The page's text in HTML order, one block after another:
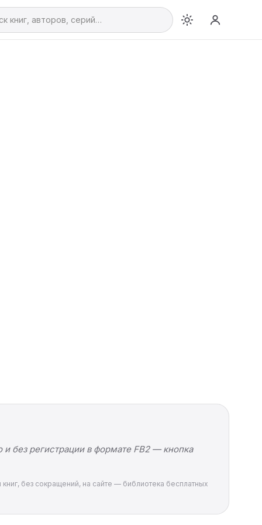
без регистрации в формате FB2 — кнопка
без сокращений, на сайте — библиотека бесплатных